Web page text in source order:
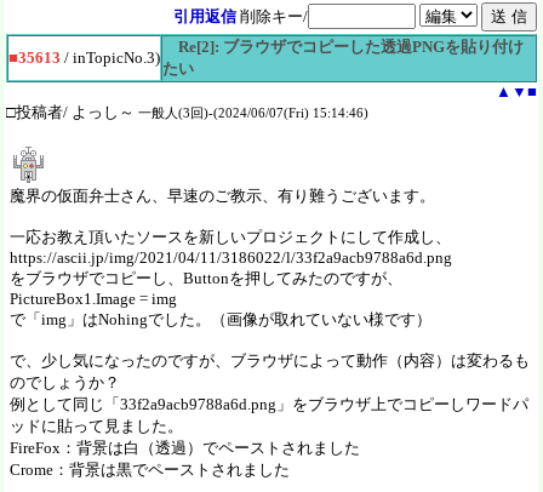
引用返信 削除キー/
■35613 / inTopicNo.3)
Re[2]: ブラウザでコピーした透過PNGを貼り付け
たい
▲ ▼ ■
□投稿者/ よっし～ 一般人(3回)-(2024/06/07(Fri) 15:14:46)
魔界の仮面弁士さん、早速のご教示、有り難うございます。
一応お教え頂いたソースを新しいプロジェクトにして作成し、
https://ascii.jp/img/2021/04/11/3186022/l/33f2a9acb9788a6d.png
をブラウザでコピーし、Buttonを押してみたのですが、
PictureBox1.Image = img
で「img」はNohingでした。（画像が取れていない様です）
で、少し気になったのですが、ブラウザによって動作（内容）は変わるも
のでしょうか？
例として同じ「33f2a9acb9788a6d.png」をブラウザ上でコピーしワードパ
ッドに貼って見ました。
FireFox：背景は白（透過）でペーストされました
Crome：背景は黒でペーストされました